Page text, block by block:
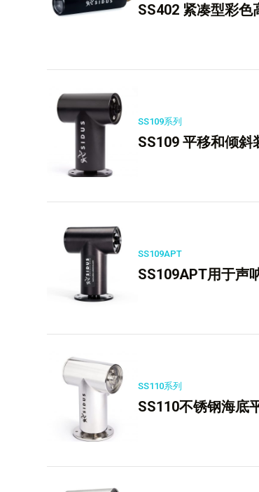
SS402 紧凑型彩色
SS109系列
SS109 平移和倾斜
SS109APT
SS109APT用于声
SS110系列
SS110不锈钢海底